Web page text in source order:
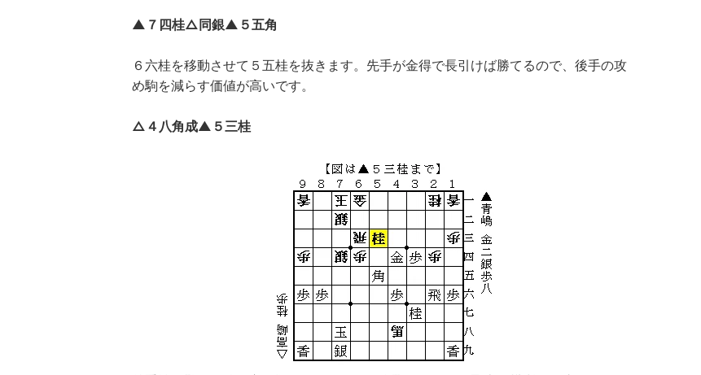
▲７四桂△同銀▲５五角
６六桂を移動させて５五桂を抜きます。先手が金得で長引けば勝てるので、後手の攻
め駒を減らす価値が高いです。
△４八角成▲５三桂